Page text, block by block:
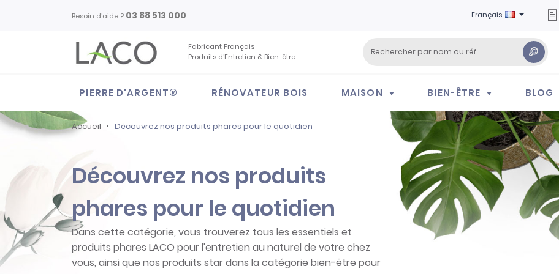
Besoin d'aide ? 03 88 513 000 Français 
Fabricant Français
Produits d’Entretien & Bien-être
PIERRE D'ARGENT® RÉNOVATEUR BOIS MAISON BIEN-ÊTRE BLOG
Accueil Découvrez nos produits phares pour le quotidien
Découvrez nos produits
phares pour le quotidien
Dans cette catégorie, vous trouverez tous les essentiels et
produits phares LACO pour l'entretien au naturel de votre chez
vous, ainsi que nos produits star dans la catégorie bien-être pour